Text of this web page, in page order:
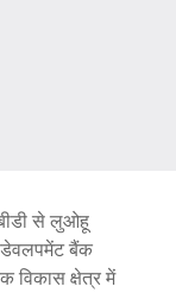
से लुओहू
डेवलपमेंट बैंक
विकास क्षेत्र में